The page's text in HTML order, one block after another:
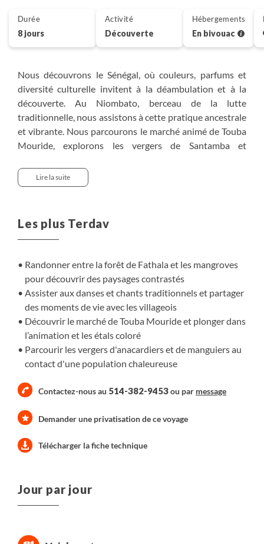
Nous découvrons le Sénégal, où couleurs, parfums et
diversité culturelle invitent à la déambulation et à la
découverte. Au Niombato, berceau de la lutte
traditionnelle, nous assistons à cette pratique ancestrale
et vibrante. Nous parcourons le marché animé de Touba
Mouride, explorons les vergers de Santamba et
fleuve Saloum, nous flânons dans les mangroves,
rejoignons le port de pêche de Missirah et pénétrons la
tradition orale, nous conteront l’histoire des Sérères,
Peuls, Mandingues, Wolofs et Diolas, qui peuplent en
Lire la suite
Les plus Terdav
Randonner entre la forêt de Fathala et les mangroves
pour découvrir des paysages contrastés
Assister aux danses et chants traditionnels et partager
des moments de vie avec les villageois
Découvrir le marché de Touba Mouride et plonger dans
l’animation et les étals coloré
Parcourir les vergers d'anacardiers et de manguiers au
contact d'une population chaleureuse
Contactez-nous au 514-382-9453ou par message
Durée
8 jours
Activité
Découverte
Hébergements
En bivouac
Demander une privatisation de ce voyage
Télécharger la fiche technique
Jour par jour